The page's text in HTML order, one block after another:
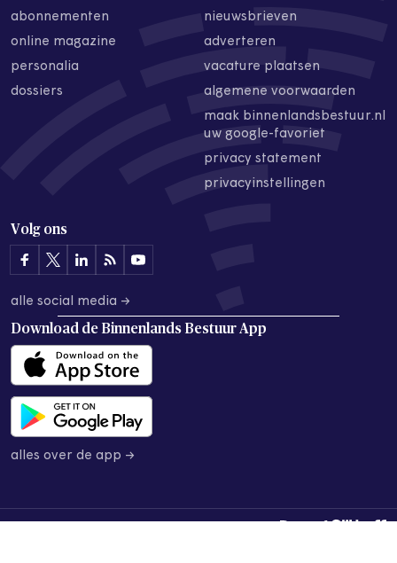
abonnementen
online magazine
personalia
dossiers
nieuwsbrieven
adverteren
vacature plaatsen
algemene voorwaarden
maak binnenlandsbestuur.nl
uw google-favoriet
privacy statement
privacyinstellingen
Volg ons
alle social media →
Download de Binnenlands Bestuur App
alles over de app →